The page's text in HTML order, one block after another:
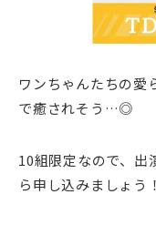
ワンちゃんたちの愛
で癒されそう…◎
10組限定なので、出
ら申し込みましょう！